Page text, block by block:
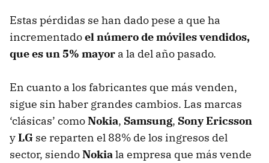
Estas pérdidas se han dado pese a que ha
incrementadoel número de móviles vendidos,
que es un 5% mayor a la del año pasado.
En cuanto a los fabricantes que más venden,
sigue sin haber grandes cambios. Las marcas
‘clásicas’ comoNokia, Samsung, Sony Ericsson
yLG se reparten el 88% de los ingresos del
sector, siendoNokiala empresa que más vende